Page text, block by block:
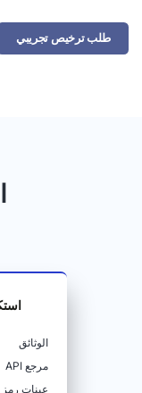
طلب ترخيص تجريبي
الوثائق
مرجع API
عينات رمز